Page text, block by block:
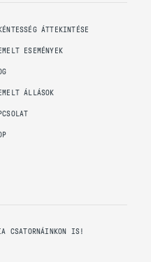
ÁTTEKINTÉSE
ESEMÉNYEK
ÁLLÁSOK
CSATORNÁINKON IS!